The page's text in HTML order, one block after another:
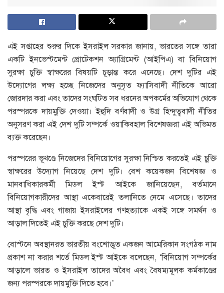
এই সপ্তাহের শুরুর দিকে ইসরাইল সরকার জানায়, ভারতের সঙ্গে তারা
একটি ইনভেস্টমেন্ট প্রোটেকশন অ্যাগ্রিমেন্ট (আইপিএ) বা বিনিয়োগ
সুরক্ষা চুক্তি স্বাক্ষরের বিষয়টি চূড়ান্ত করে এনেছে। দেশ দুটির এই
উদ্যোগের লক্ষ্য হচ্ছে নিজেদের অনুসৃত ফ্যাসিবাদী নীতিকে আরো
জোরদার করা এবং তাদের সংঘটিত সব ধরনের অপকর্মের অভিযোগ থেকে
পরস্পরকে দায়মুক্তি দেওয়া। ইহুদি বর্ণবাদী ও উগ্র হিন্দুত্ববাদী নীতির
অনুসরণ করা এই দেশ দুটি সম্পর্কে ওয়াকিবহাল বিশেষজ্ঞরা এই অভিমত
ব্যক্ত করেছেন।
পরস্পরের ভূখণ্ডে নিজেদের বিনিয়োগের সুরক্ষা নিশ্চিত করতেই এই চুক্তি
স্বাক্ষরের উদ্যোগ নিয়েছে দেশ দুটি। বেশ কয়েকজন বিশেষজ্ঞ ও
মানবাধিকারকর্মী মিডল ইস্ট আইকে জানিয়েছেন, বর্তমানে
বিনিয়োগকারীদের আস্থা একেবারেই তলানিতে নেমে এসেছে। তাদের
আস্থা বৃদ্ধি এবং গাজায় ইসরাইলের গণহত্যাকে একই সঙ্গে সমর্থন ও
আড়াল দিতেই এই চুক্তি করছে দেশ দুটি।
বোস্টনে অবস্থানরত ভারতীয় বংশোদ্ভূত একজন আমেরিকান সংগঠক নাম
প্রকাশ না করার শর্তে মিডল ইস্ট আইকে বলেছেন, ‘বিনিয়োগ সম্পর্কের
আড়ালে ভারত ও ইসরাইল তাদের অবৈধ এবং বৈষম্যমূলক কর্মকাণ্ডের
জন্য পরস্পরকে দায়মুক্তি দিতে হবে।’